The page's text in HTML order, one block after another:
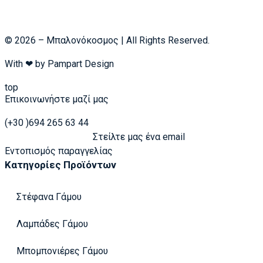
© 2026 – Μπαλονόκοσμος | All Rights Reserved.
With ❤ by Pampart Design
top
Επικοινωνήστε μαζί μας
(+30 )694 265 63 44
Στείλτε μας ένα email
Εντοπισμός παραγγελίας
Κατηγορίες Προϊόντων
Στέφανα Γάμου
Λαμπάδες Γάμου
Μπομπονιέρες Γάμου